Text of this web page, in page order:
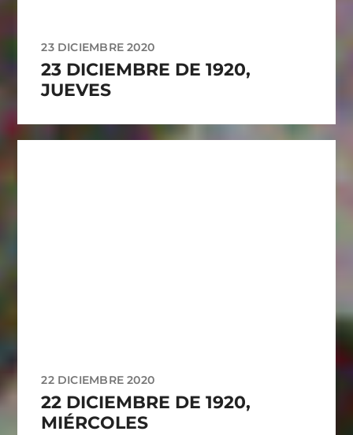
23 DICIEMBRE 2020
23 DICIEMBRE DE 1920,
JUEVES
22 DICIEMBRE 2020
22 DICIEMBRE DE 1920,
MIÉRCOLES